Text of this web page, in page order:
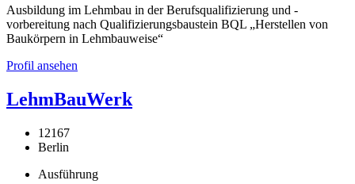
Ausbildung im Lehmbau in der Berufsqualifizierung und -
vorbereitung nach Qualifizierungsbaustein BQL „Herstellen von
Baukörpern in Lehmbauweise“
Profil ansehen
LehmBauWerk
12167
Berlin
Ausführung